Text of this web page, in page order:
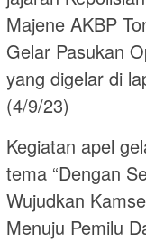
Majene AKBP
Gelar Pasukan
yang digelar di
(4/9/23)
Kegiatan apel
tema “Dengan
Wujudkan
Menuju Pemilu